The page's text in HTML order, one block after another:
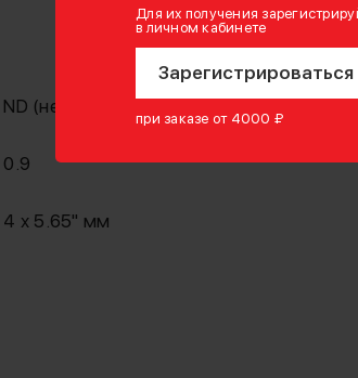
Для их получения
в личном кабинете
Зарегистрироваться
при заказе от 4000 ₽
ND (нейтральный)
0.9
4 x 5.65" мм